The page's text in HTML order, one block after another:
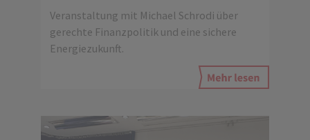
Veranstaltung mit Michael Schrodi über
gerechte Finanzpolitik und eine sichere
Energiezukunft.